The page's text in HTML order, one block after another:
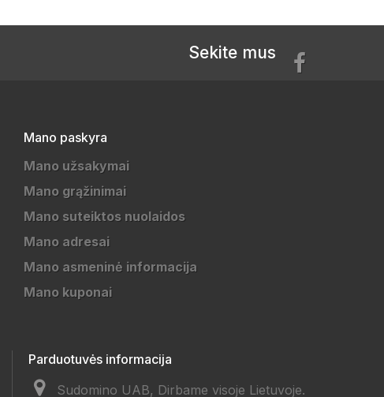
Sekite mus
Mano paskyra
Mano užsakymai
Mano grąžinimai
Mano suteiktos nuolaidos
Mano adresai
Mano asmeninė informacija
Mano kuponai
Parduotuvės informacija
Sudomino UAB, Dirbame visoje Lietuvoje.